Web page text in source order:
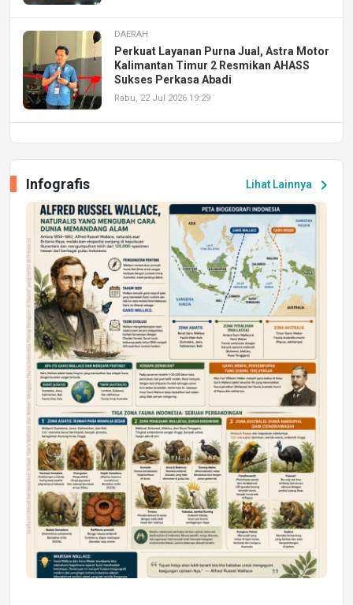
DAERAH
Perkuat Layanan Purna Jual, Astra Motor
Kalimantan Timur 2 Resmikan AHASS
Sukses Perkasa Abadi
Rabu, 22 Jul 2026 19:29
Peluang Kerja dan Magang
Jumat, 17 Jul 2026 22:30
DAERAH
Astra Motor Kalimantan Timur 2 Dukung
Mahasiswa Samarinda dalam Astra
Honda SDGs Future Leaders 2026
Jumat, 10 Jul 2026 19:01
Lihat Lainnya chevron_right
Infografis